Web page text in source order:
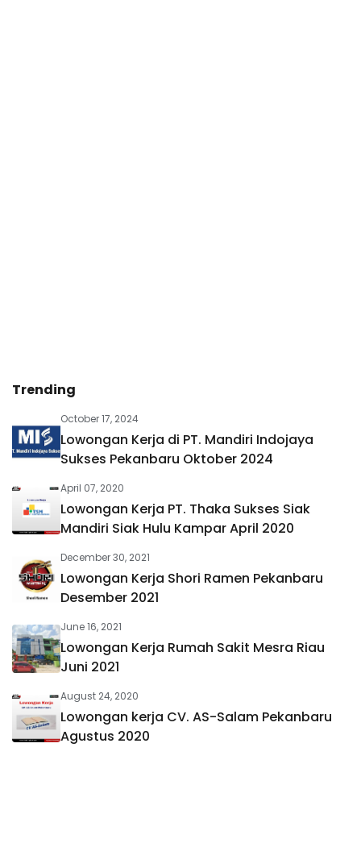
Trending
October 17, 2024
Lowongan Kerja di PT. Mandiri Indojaya
Sukses Pekanbaru Oktober 2024
April 07, 2020
Lowongan Kerja PT. Thaka Sukses Siak
Mandiri Siak Hulu Kampar April 2020
December 30, 2021
Lowongan Kerja Shori Ramen Pekanbaru
Desember 2021
June 16, 2021
Lowongan Kerja Rumah Sakit Mesra Riau
Juni 2021
August 24, 2020
Lowongan kerja CV. AS-Salam Pekanbaru
Agustus 2020